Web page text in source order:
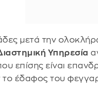
μετά την
Υπηρεσία
επίσης είναι
έδαφος του